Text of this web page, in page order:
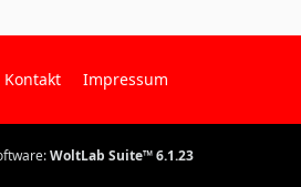
Kontakt Impressum
WoltLab Suite™ 6.1.23